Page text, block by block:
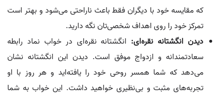
که مقایسه خود با دیگران فقط باعث ناراحتی می‌شود و بهتر است
تمرکز خود را روی اهداف شخصی‌تان نگه دارید.
دیدن انگشتانه نقره‌ای: انگشتانه نقره‌ای در خواب نماد رابطه
سعادتمندانه و ازدواج موفق است. دیدن این انگشتانه نشان
می‌دهد که شما همسر روحی خود را یافته‌اید و هر روز با او
تجربه‌های مثبت و بی‌نظیری خواهید داشت. این خواب به شما